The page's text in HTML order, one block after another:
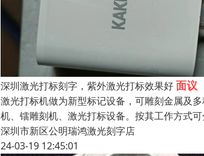
深圳激光打标刻字，紫外激光打标效果好面议
激光打标机做为新型标记设备，可雕刻金属及
机、镭雕刻机、激光打标设备。按其工作方式
深圳市新区公明瑞鸿激光刻字店
24-03-19 12:45:01